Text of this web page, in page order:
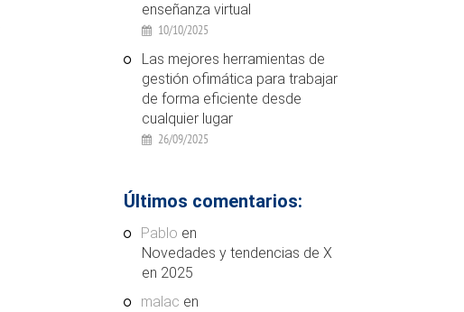
enseñanza virtual
10/10/2025
Las mejores herramientas de
gestión ofimática para trabajar
de forma eficiente desde
cualquier lugar
26/09/2025
Últimos comentarios:
Pablo en
Novedades y tendencias de X
en 2025
malac en